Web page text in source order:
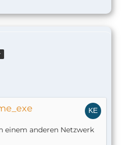
einem anderen Netzwerk